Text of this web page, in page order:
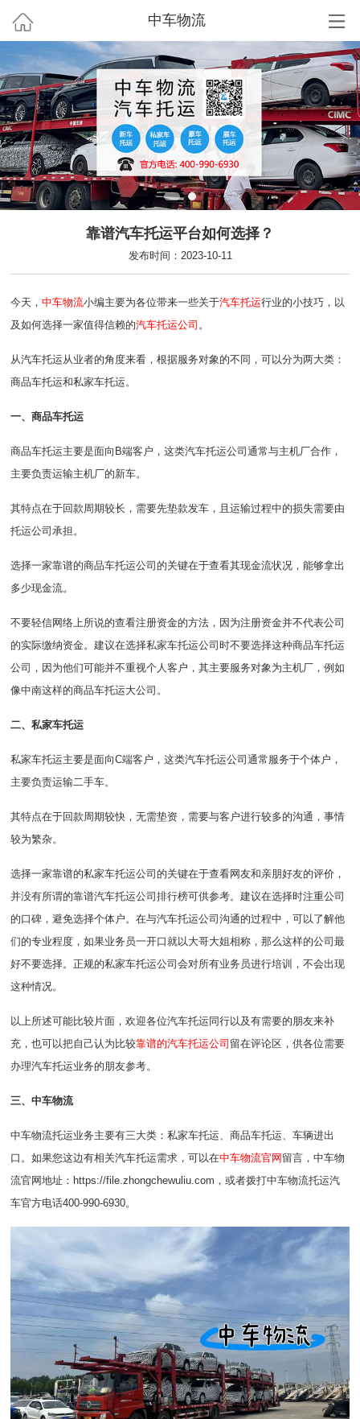
中车物流
靠谱汽车托运平台如何选择？
发布时间：2023-10-11
今天，中车物流小编主要为各位带来一些关于汽车托运行业的小技巧，以
及如何选择一家值得信赖的汽车托运公司 。
从汽车托运从业者的角度来看，根据服务对象的不同，可以分为两大类：
商品车托运和私家车托运。
一、商品车托运
商品车托运主要是面向B端客户，这类汽车托运公司通常与主机厂合作，
主要负责运输主机厂的新车。
其特点在于回款周期较长，需要先垫款发车，且运输过程中的损失需要由
托运公司承担。
选择一家靠谱的商品车托运公司的关键在于查看其现金流状况，能够拿出
多少现金流。
不要轻信网络上所说的查看注册资金的方法，因为注册资金并不代表公司
的实际缴纳资金。建议在选择私家车托运公司时不要选择这种商品车托运
公司，因为他们可能并不重视个人客户，其主要服务对象为主机厂，例如
像中南这样的商品车托运大公司。
二、私家车托运
私家车托运主要是面向C端客户，这类汽车托运公司通常服务于个体户，
主要负责运输二手车。
其特点在于回款周期较快，无需垫资，需要与客户进行较多的沟通，事情
较为繁杂。
选择一家靠谱的私家车托运公司的关键在于查看网友和亲朋好友的评价，
并没有所谓的靠谱汽车托运公司排行榜可供参考。建议在选择时注重公司
的口碑，避免选择个体户。在与汽车托运公司沟通的过程中，可以了解他
们的专业程度，如果业务员一开口就以大哥大姐相称，那么这样的公司最
好不要选择。正规的私家车托运公司会对所有业务员进行培训，不会出现
这种情况。
以上所述可能比较片面，欢迎各位汽车托运同行以及有需要的朋友来补
充，也可以把自己认为比较靠谱的汽车托运公司 留在评论区，供各位需要
办理汽车托运业务的朋友参考。
三、中车物流
中车物流托运业务主要有三大类：私家车托运、商品车托运、车辆进出
口。如果您这边有相关汽车托运需求，可以在中车物流官网 留言，中车物
流官网地址：https://file.zhongchewuliu.com，或者拨打中车物流托运汽
车官方电话400-990-6930。